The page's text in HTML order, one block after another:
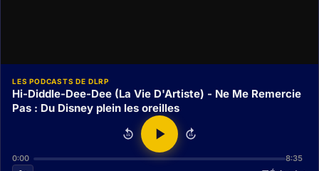
LES PODCASTS DE DLRP
Hi-Diddle-Dee-Dee (La Vie D'Artiste) - Ne Me Remercie
Pas : Du Disney plein les oreilles
15 15
0:00
8:35